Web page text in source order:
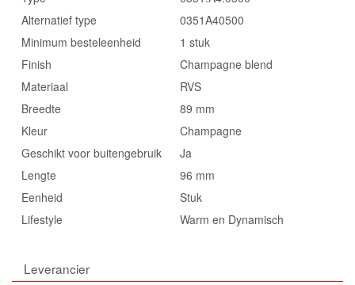
Alternatief type
0351A40500
Minimum besteleenheid
1 stuk
Finish
Champagne blend
Materiaal
RVS
Breedte
89 mm
Kleur
Champagne
Geschikt voor buitengebruik
Ja
Lengte
96 mm
Eenheid
Stuk
Lifestyle
Warm en Dynamisch
Leverancier